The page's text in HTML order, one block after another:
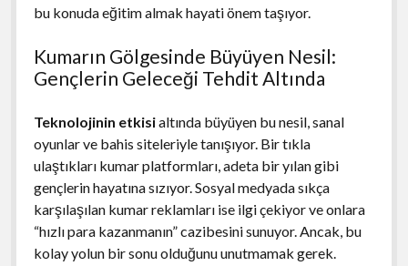
bu konuda eğitim almak hayati önem taşıyor.
Kumarın Gölgesinde Büyüyen Nesil:
Gençlerin Geleceği Tehdit Altında
Teknolojinin etkisialtında büyüyen bu nesil, sanal
oyunlar ve bahis siteleriyle tanışıyor. Bir tıkla
ulaştıkları kumar platformları, adeta bir yılan gibi
gençlerin hayatına sızıyor. Sosyal medyada sıkça
karşılaşılan kumar reklamları ise ilgi çekiyor ve onlara
“hızlı para kazanmanın” cazibesini sunuyor. Ancak, bu
kolay yolun bir sonu olduğunu unutmamak gerek.